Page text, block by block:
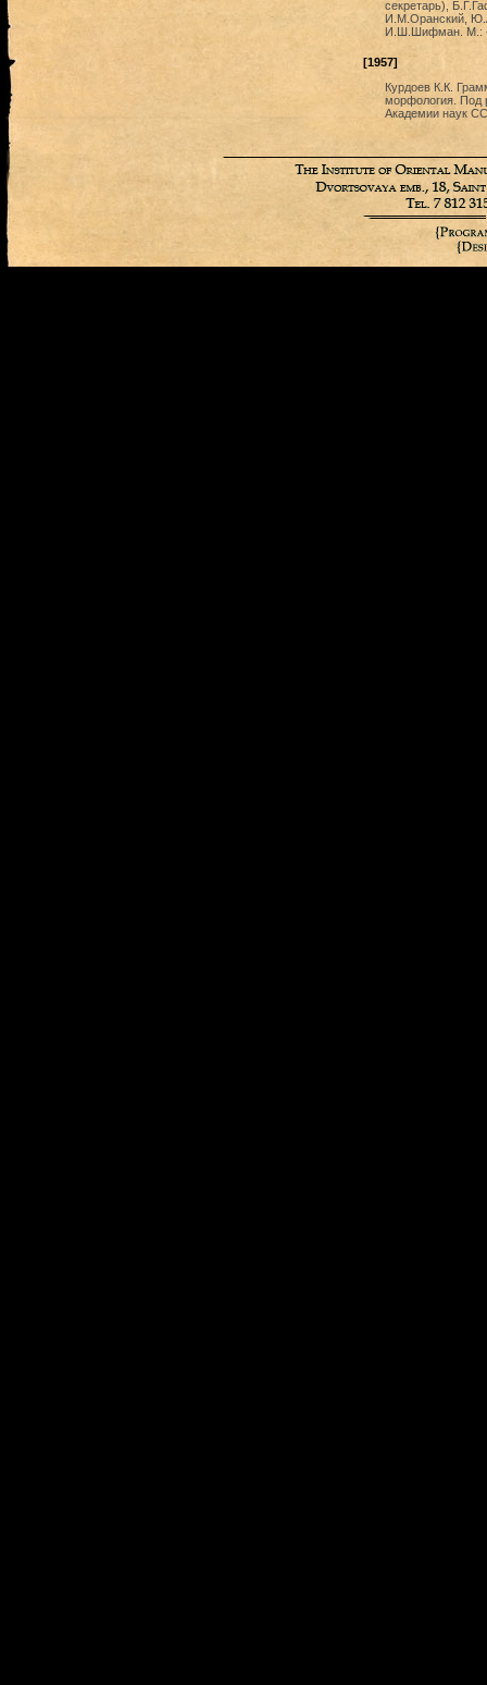
секретарь),
И.М.Оранский,
И.Ш.Шифман. М.:
[1957]
Курдоев К.К.
морфология. Под
Академии наук